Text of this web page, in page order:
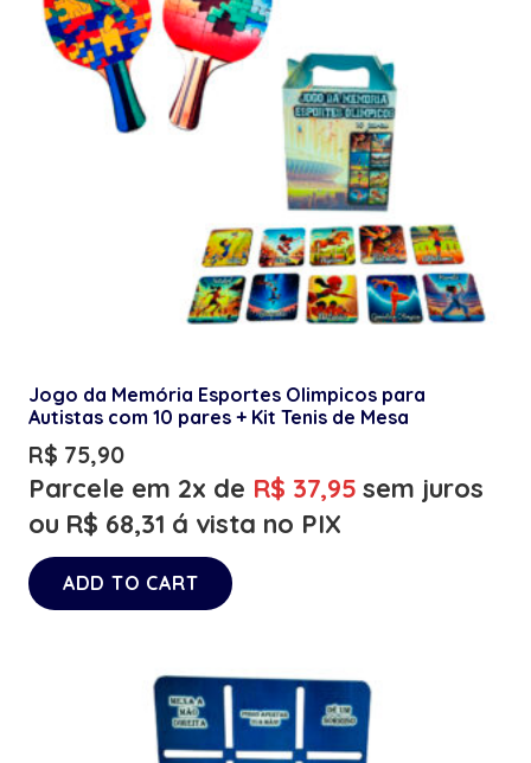
Jogo da Memória Esportes Olimpicos para
Autistas com 10 pares + Kit Tenis de Mesa
R$ 75,90
Parcele em 2x de R$ 37,95 sem juros
ou R$ 68,31 á vista no PIX
ADD TO CART